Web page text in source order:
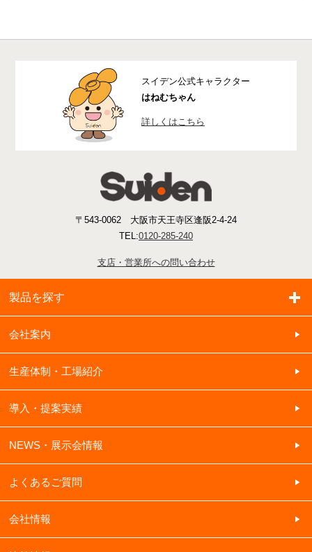
スイデン公式キャラクター
はねむちゃん
詳しくはこちら
〒543-0062 大阪市天王寺区逢阪2-4-24
TEL:0120-285-240
支店・営業所への問い合わせ
製品を探す
会社案内
生産体制・工場紹介
導入・提案実績
NEWS・展示会情報
よくあるご質問
会社情報